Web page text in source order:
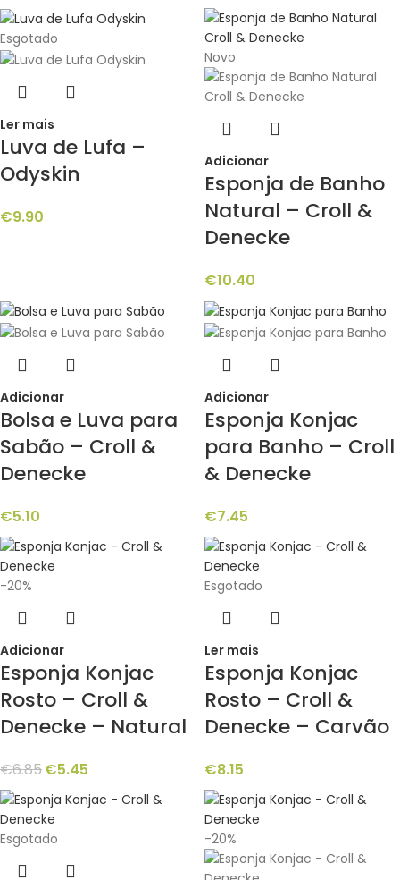
Esgotado
Ler mais
Luva de Lufa –
Odyskin
€9.90
Novo
Adicionar
Esponja de Banho
Natural – Croll &
Denecke
€10.40
Adicionar
Bolsa e Luva para
Sabão – Croll &
Denecke
€5.10
Adicionar
Esponja Konjac
para Banho – Croll
& Denecke
€7.45
-20%
Adicionar
Esponja Konjac
Rosto – Croll &
Denecke – Natural
€6.85€5.45
Esgotado
Ler mais
Esponja Konjac
Rosto – Croll &
Denecke – Carvão
€8.15
Esgotado -20%